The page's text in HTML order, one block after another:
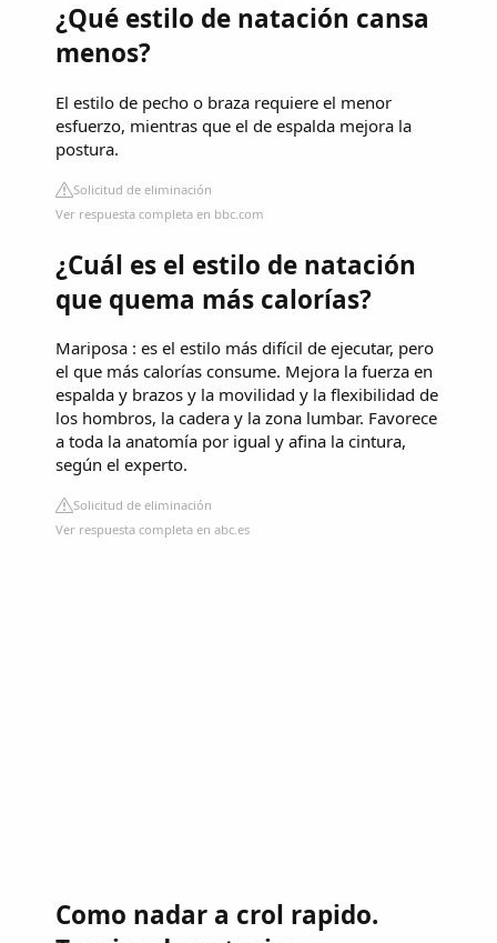
¿Qué estilo de natación cansa
menos?
El estilo de pecho o braza requiere el menor
esfuerzo, mientras que el de espalda mejora la
postura.
Solicitud de eliminación
Ver respuesta completa en bbc.com
¿Cuál es el estilo de natación
que quema más calorías?
Mariposa : es el estilo más difícil de ejecutar, pero
el que más calorías consume. Mejora la fuerza en
espalda y brazos y la movilidad y la flexibilidad de
los hombros, la cadera y la zona lumbar. Favorece
a toda la anatomía por igual y afina la cintura,
según el experto.
Solicitud de eliminación
Ver respuesta completa en abc.es
Como nadar a crol rapido.